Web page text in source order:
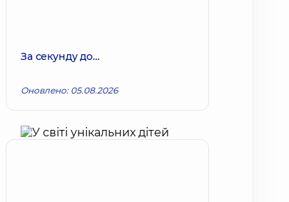
За секунду до…
Оновлено: 05.08.2026